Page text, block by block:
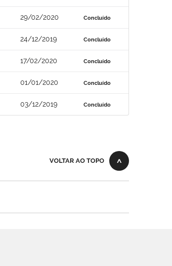
29/02/2020 Concluído
24/12/2019 Concluído
17/02/2020 Concluído
01/01/2020 Concluído
03/12/2019 Concluído
VOLTAR AO TOPO